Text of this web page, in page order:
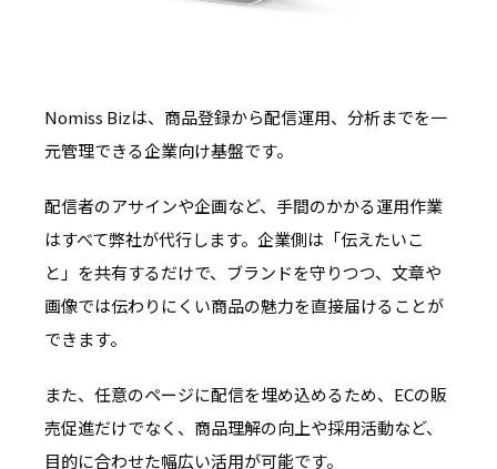
Nomiss Bizは、商品登録から配信運用、分析までを一
元管理できる企業向け基盤です。
配信者のアサインや企画など、手間のかかる運用作業
はすべて弊社が代行します。企業側は「伝えたいこ
と」を共有するだけで、ブランドを守りつつ、文章や
画像では伝わりにくい商品の魅力を直接届けることが
できます。
また、任意のページに配信を埋め込めるため、ECの販
売促進だけでなく、商品理解の向上や採用活動など、
目的に合わせた幅広い活用が可能です。